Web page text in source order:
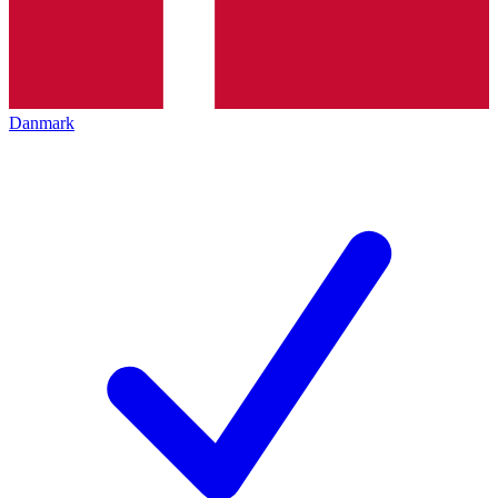
Danmark